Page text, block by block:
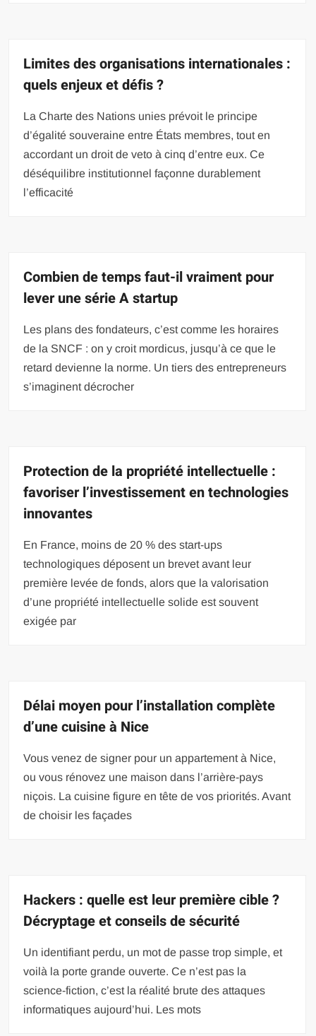
Limites des organisations internationales :
quels enjeux et défis ?
La Charte des Nations unies prévoit le principe
d’égalité souveraine entre États membres, tout en
accordant un droit de veto à cinq d’entre eux. Ce
déséquilibre institutionnel façonne durablement
l’efficacité
Combien de temps faut-il vraiment pour
lever une série A startup
Les plans des fondateurs, c’est comme les horaires
de la SNCF : on y croit mordicus, jusqu’à ce que le
retard devienne la norme. Un tiers des entrepreneurs
s’imaginent décrocher
Protection de la propriété intellectuelle :
favoriser l’investissement en technologies
innovantes
En France, moins de 20 % des start-ups
technologiques déposent un brevet avant leur
première levée de fonds, alors que la valorisation
d’une propriété intellectuelle solide est souvent
exigée par
Délai moyen pour l’installation complète
d’une cuisine à Nice
Vous venez de signer pour un appartement à Nice,
ou vous rénovez une maison dans l’arrière-pays
niçois. La cuisine figure en tête de vos priorités. Avant
de choisir les façades
Hackers : quelle est leur première cible ?
Décryptage et conseils de sécurité
Un identifiant perdu, un mot de passe trop simple, et
voilà la porte grande ouverte. Ce n’est pas la
science-fiction, c’est la réalité brute des attaques
informatiques aujourd’hui. Les mots